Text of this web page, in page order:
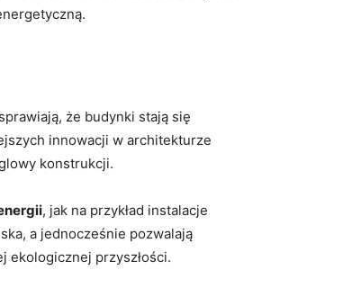
że budynki stają się
​innowacji w architekturze
konstrukcji.
, jak na przykład instalacje
a jednocześnie pozwalają
ekologicznej przyszłości.